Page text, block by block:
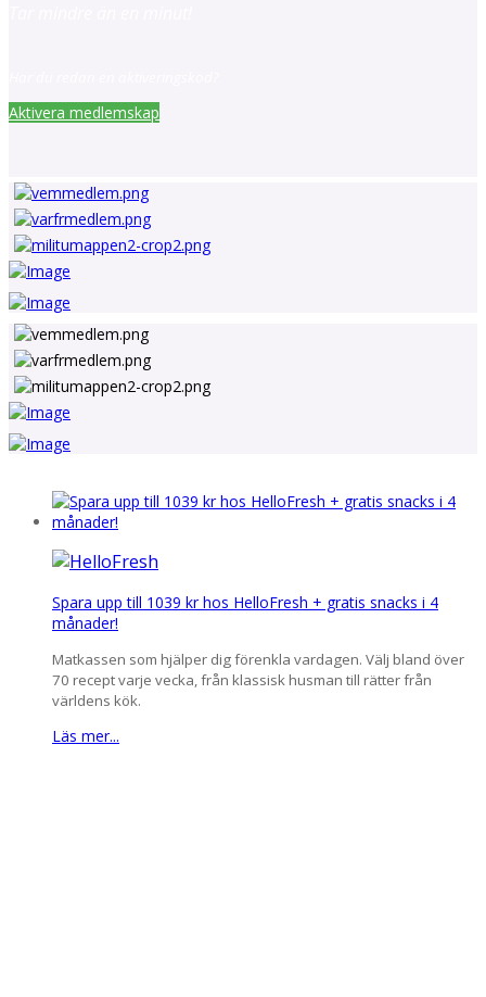
Aktivera medlemskap
Spara upp till 1039 kr hos HelloFresh + gratis snacks i 4
månader!
Matkassen som hjälper dig förenkla vardagen. Välj bland över
70 recept varje vecka, från klassisk husman till rätter från
världens kök.
Läs mer...